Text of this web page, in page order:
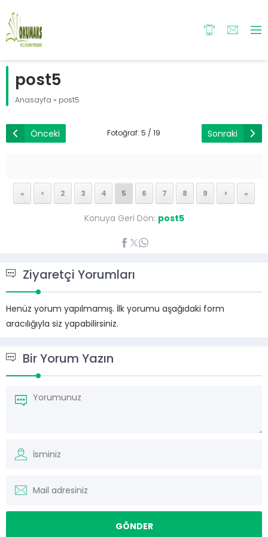
post5
Anasayfa » post5
Önceki Fotoğraf: 5 / 19 Sonraki
« < 2 3 4 5 6 7 8 9 > »
Konuya Geri Dön: post5
Ziyaretçi Yorumları
Henüz yorum yapılmamış. İlk yorumu aşağıdaki form
aracılığıyla siz yapabilirsiniz.
Bir Yorum Yazın